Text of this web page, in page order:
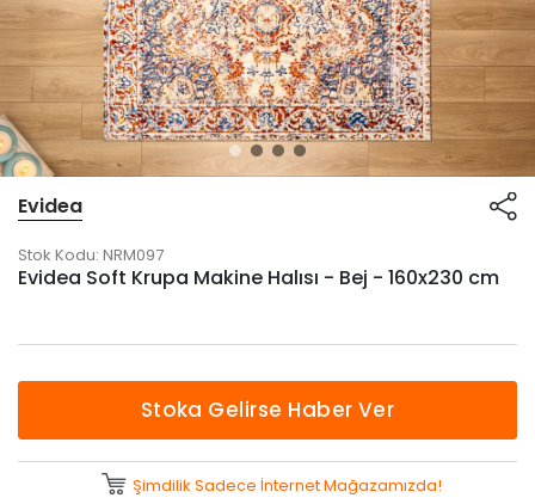
Evidea
Stok Kodu: NRM097
Evidea Soft Krupa Makine Halısı - Bej - 160x230 cm
Stoka Gelirse Haber Ver
Şimdilik Sadece İnternet Mağazamızda!